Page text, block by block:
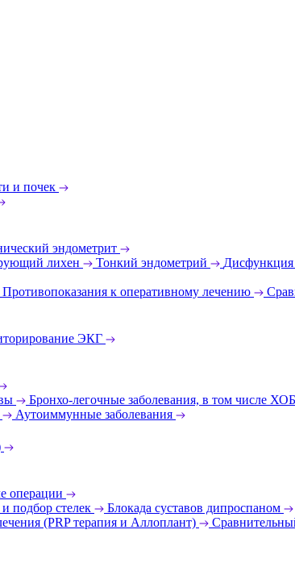
и почек
эндометрит
лихен Тонкий эндометрий Дисфункция
Противопоказания к оперативному лечению
ЭКГ
Бронхо-легочные заболевания, в том числе
Аутоиммунные заболевания
операции
подбор стелек
Блокада суставов дипроспаном
(PRP терапия и Аллоплант)